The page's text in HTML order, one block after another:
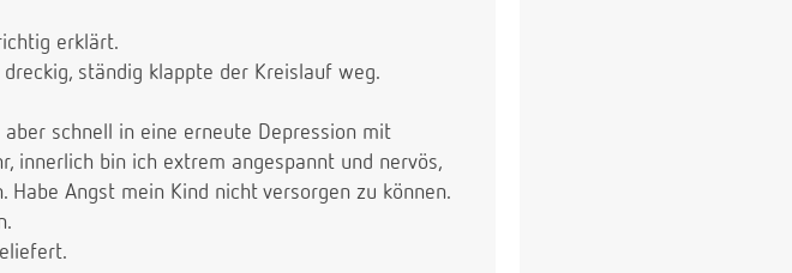
erklärt.
ständig klappte der Kreislauf weg.
schnell in eine erneute Depression mit
innerlich bin ich extrem angespannt und nervös,
Angst mein Kind nicht versorgen zu können.